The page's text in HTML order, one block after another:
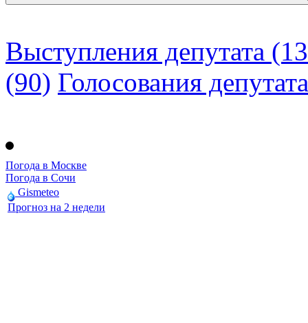
Выступления депутата
(90) Голосования депутата
Погода в Москве
Погода в Сочи
Gismeteo
Прогноз на 2 недели